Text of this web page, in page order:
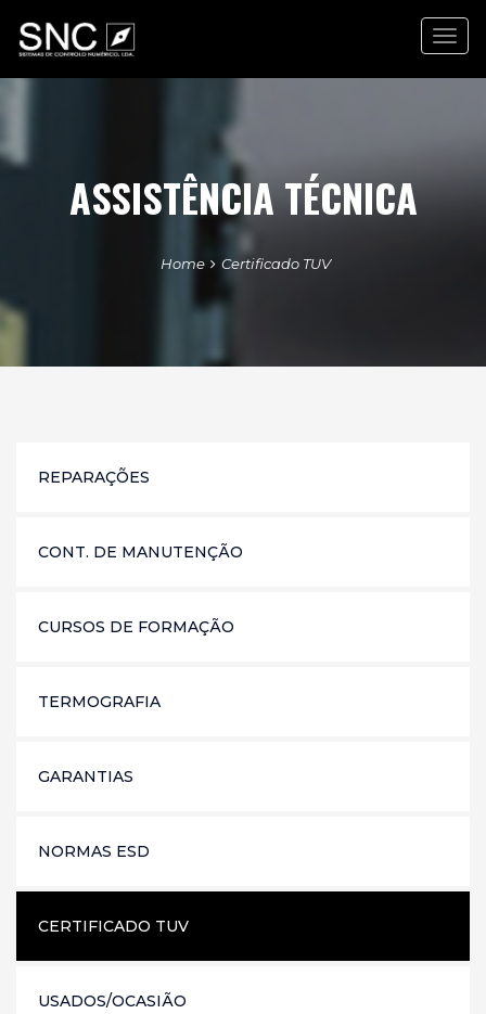
ASSISTÊNCIA TÉCNICA
Home Certificado TUV
REPARAÇÕES
CONT. DE MANUTENÇÃO
CURSOS DE FORMAÇÃO
TERMOGRAFIA
GARANTIAS
NORMAS ESD
CERTIFICADO TUV
USADOS/OCASIÃO